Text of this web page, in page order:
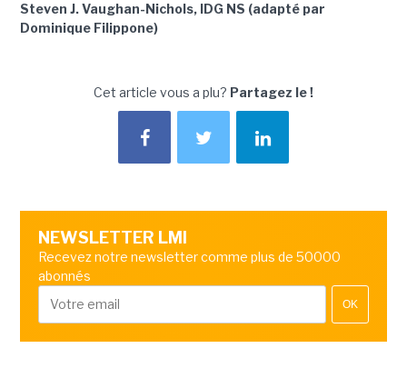
Steven J. Vaughan-Nichols, IDG NS (adapté par
Dominique Filippone)
Cet article vous a plu? Partagez le !
NEWSLETTER LMI
Recevez notre newsletter comme plus de 50000
abonnés
OK